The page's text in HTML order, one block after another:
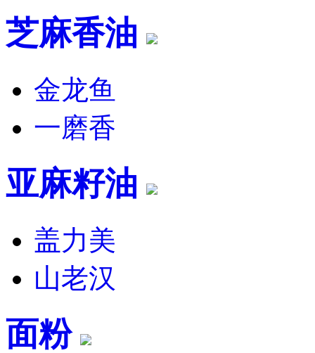
芝麻香油
金龙鱼
一磨香
亚麻籽油
盖力美
山老汉
面粉